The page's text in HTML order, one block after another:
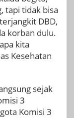
tapi tidak bisa
DBD,
korban dulu.
kita
Kesehatan
sejak
3
Komisi 3